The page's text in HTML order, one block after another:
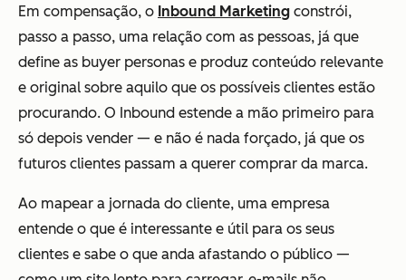
Em compensação, o Inbound Marketing constrói,
passo a passo, uma relação com as pessoas, já que
define as buyer personas e produz conteúdo relevante
e original sobre aquilo que os possíveis clientes estão
procurando. O Inbound estende a mão primeiro para
só depois vender — e não é nada forçado, já que os
futuros clientes passam a querer comprar da marca.
Ao mapear a jornada do cliente, uma empresa
entende o que é interessante e útil para os seus
clientes e sabe o que anda afastando o público —